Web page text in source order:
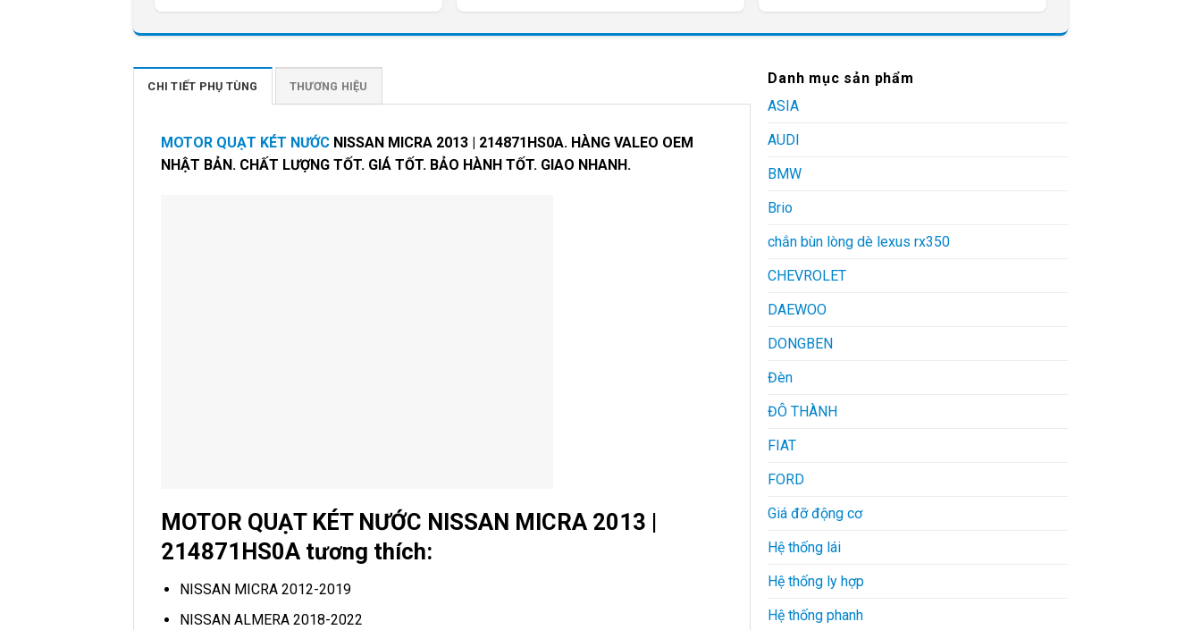
CHI TIẾT PHỤ TÙNG THƯƠNG HIỆU
MOTOR QUẠT KÉT NƯỚC NISSAN MICRA 2013 | 214871HS0A. HÀNG VALEO OEM
NHẬT BẢN. CHẤT LƯỢNG TỐT. GIÁ TỐT. BẢO HÀNH TỐT. GIAO NHANH.
MOTOR QUẠT KÉT NƯỚC NISSAN MICRA 2013 |
214871HS0A tương thích:
NISSAN MICRA 2012-2019
NISSAN ALMERA 2018-2022
Danh mục sản phẩm
ASIA
AUDI
BMW
Brio
chắn bùn lòng dè lexus rx350
CHEVROLET
DAEWOO
DONGBEN
Đèn
ĐÔ THÀNH
FIAT
FORD
Giá đỡ động cơ
Hệ thống lái
Hệ thống ly hợp
Hệ thống phanh